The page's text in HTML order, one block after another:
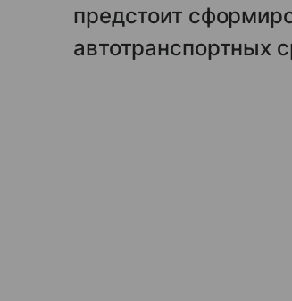
предстоит
автотранспортных